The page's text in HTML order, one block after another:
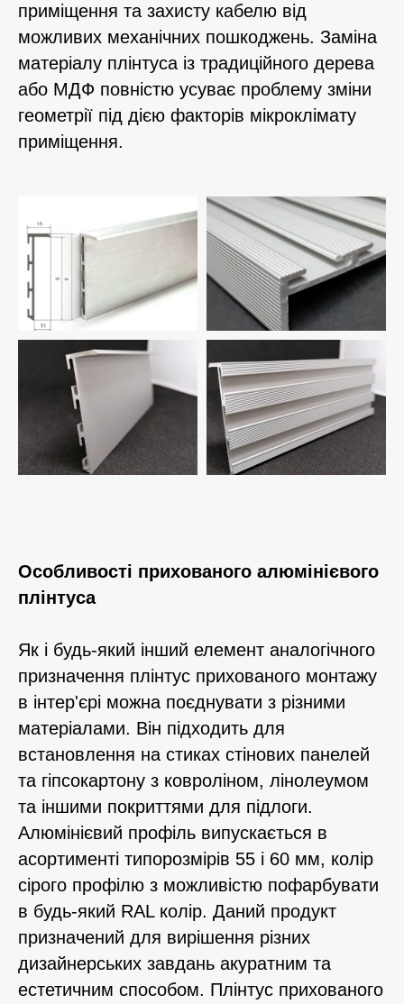
приміщення та захисту кабелю від
можливих механічних пошкоджень. Заміна
матеріалу плінтуса із традиційного дерева
або МДФ повністю усуває проблему зміни
геометрії під дією факторів мікроклімату
приміщення.
Особливості прихованого алюмінієвого
плінтуса
Як і будь-який інший елемент аналогічного
призначення плінтус прихованого монтажу
в інтер'єрі можна поєднувати з різними
матеріалами. Він підходить для
встановлення на стиках стінових панелей
та гіпсокартону з ковроліном, лінолеумом
та іншими покриттями для підлоги.
Алюмінієвий профіль випускається в
асортименті типорозмірів 55 і 60 мм, колір
сірого профілю з можливістю пофарбувати
в будь-який RAL колір. Даний продукт
призначений для вирішення різних
дизайнерських завдань акуратним та
естетичним способом. Плінтус прихованого